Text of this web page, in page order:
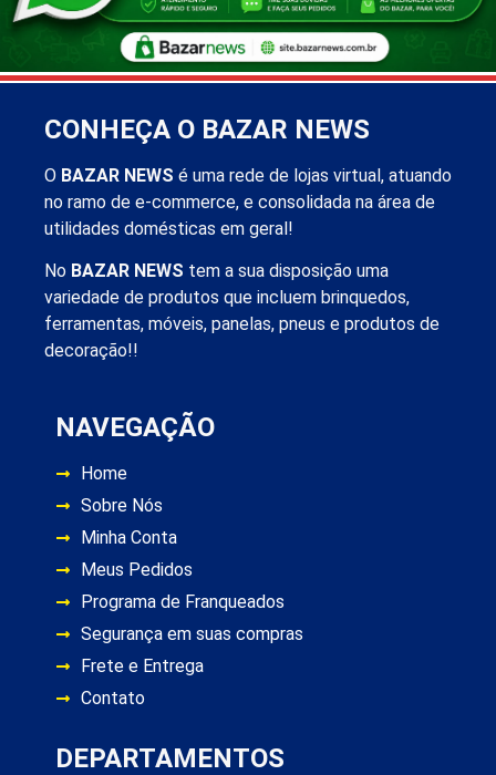
CONHEÇA O BAZAR NEWS
O BAZAR NEWS é uma rede de lojas virtual, atuando
no ramo de e-commerce, e consolidada na área de
utilidades domésticas em geral!
No BAZAR NEWS tem a sua disposição uma
variedade de produtos que incluem brinquedos,
ferramentas, móveis, panelas, pneus e produtos de
decoração!!
NAVEGAÇÃO
Home
Sobre Nós
Minha Conta
Meus Pedidos
Programa de Franqueados
Segurança em suas compras
Frete e Entrega
Contato
DEPARTAMENTOS